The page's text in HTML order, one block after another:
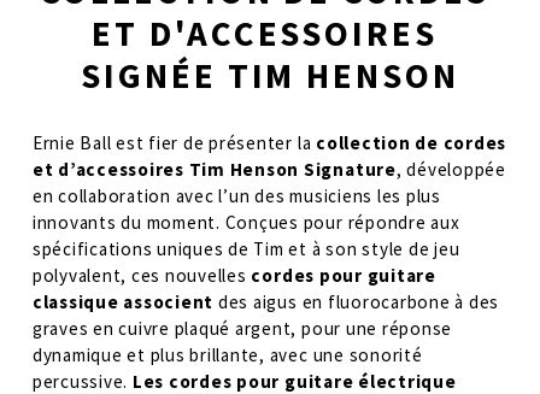
ET D'ACCESSOIRES
SIGNÉE TIM HENSON
Ernie Ball est fier de présenter la collection de cordes
et d’accessoires Tim Henson Signature, développée
en collaboration avec l’un des musiciens les plus
innovants du moment. Conçues pour répondre aux
spécifications uniques de Tim et à son style de jeu
polyvalent, ces nouvelles cordes pour guitare
classique associent des aigus en fluorocarbone à des
graves en cuivre plaqué argent, pour une réponse
dynamique et plus brillante, avec une sonorité
percussive. Les cordes pour guitare électrique